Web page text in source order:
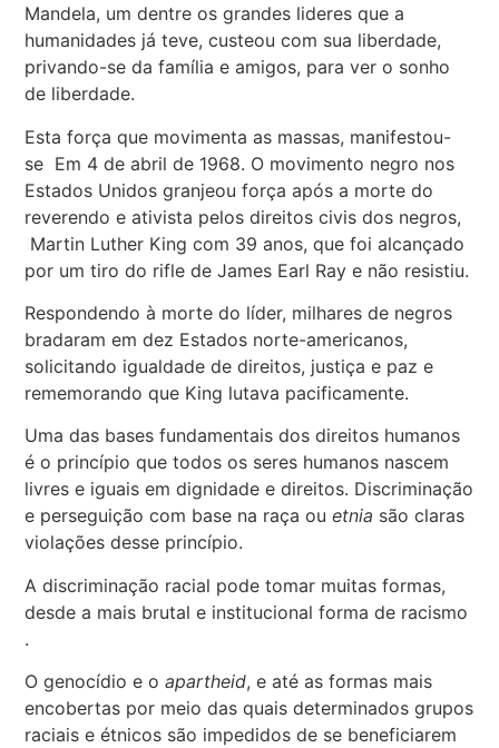
Mandela, um dentre os grandes lideres que a
humanidades já teve, custeou com sua liberdade,
privando-se da família e amigos, para ver o sonho
de liberdade.
Esta força que movimenta as massas, manifestou-
se Em 4 de abril de 1968. O movimento negro nos
Estados Unidos granjeou força após a morte do
reverendo e ativista pelos direitos civis dos negros,
Martin Luther King com 39 anos, que foi alcançado
por um tiro do rifle de James Earl Ray e não resistiu.
Respondendo à morte do líder, milhares de negros
bradaram em dez Estados norte-americanos,
solicitando igualdade de direitos, justiça e paz e
rememorando que King lutava pacificamente.
Uma das bases fundamentais dos direitos humanos
é o princípio que todos os seres humanos nascem
livres e iguais em dignidade e direitos. Discriminação
e perseguição com base na raça ouetnia são claras
violações desse princípio.
A discriminação racial pode tomar muitas formas,
desde a mais brutal e institucional forma de racismo
.
O genocídio e oapartheid, e até as formas mais
encobertas por meio das quais determinados grupos
raciais e étnicos são impedidos de se beneficiarem